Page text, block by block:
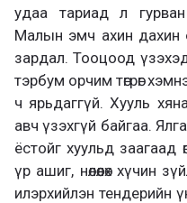
удаа тариад л
Малын эмч ахин дахин
зардал. Тооцоод
тэрбум орчим төгрөг
ч ярьдаггүй. Хууль
авч үзэхгүй байгаа.
ёстойг хуульд заагаад
үр ашиг, нөлөөлөх хүчин
илэрхийлэн